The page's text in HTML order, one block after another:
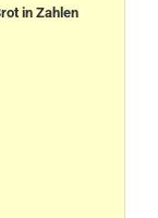
in Zahlen